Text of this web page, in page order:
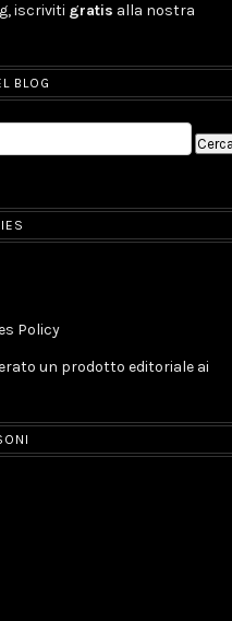
iscriviti gratis alla nostra
BLOG
Policy
un prodotto editoriale ai